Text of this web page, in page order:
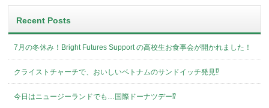
Recent Posts
7月の冬休み！Bright Futures Support の高校生お食事会が開かれました！
クライストチャーチで、おいしいベトナムのサンドイッチ発見⁉︎
今日はニュージーランドでも…国際ドーナツデー⁉︎